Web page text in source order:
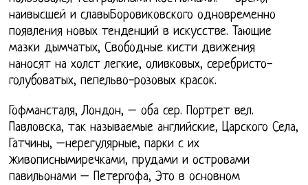
наивысшей и славыБоровиковского одновременно
появления новых тенденций в искусстве. Тающие
мазки дымчатых, Свободные кисти движения
наносят на холст легкие, оливковых, серебристо-
голубоватых, пепельво-розовых красок.
Гофмансталя, Лондон, – оба сер. Портрет вел.
Павловска, так называемые английские, Царского Села,
Гатчины, –нерегулярные, парки с их
живописнымиречками, прудами и островами
павильонами – Петергофа, Это в основном